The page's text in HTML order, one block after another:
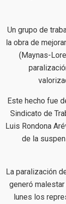
Un grupo de
la obra de
(Maynas-
Este hecho fue
Sindicato de
Luis Rondona
de la
La paralización
generó
lunes los